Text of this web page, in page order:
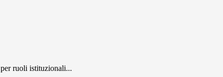
ruoli istituzionali...